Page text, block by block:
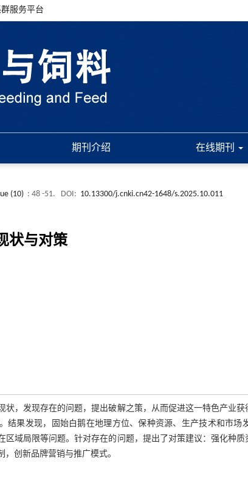
服务平台
期刊介绍 在线期刊
(10) : 48 -51. DOI: 10.13300/j.cnki.cn42-1648/s.2025.10.011
状与对策
状，发现存在的问题，提出破解之策，从而促进这一特色产业
结果发现，固始白鹅在地理方位、保种资源、生产技术和市
区域局限等问题。针对存在的问题，提出了对策建议：强化种
创新品牌营销与推广模式。